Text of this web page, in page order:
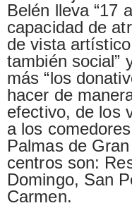
Belén lleva “17
capacidad de
de vista
también social”
más “los
hacer de
efectivo, de los
a los
Palmas de
centros son:
Domingo, San
Carmen.